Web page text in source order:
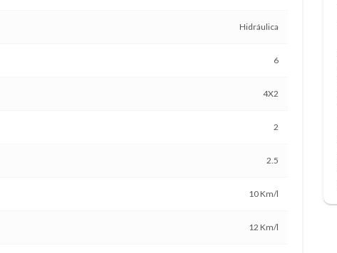
Hidráulica
6
4X2
2
2.5
10 Km/l
12 Km/l